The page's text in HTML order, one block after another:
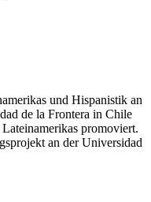
und Hispanistik an
de la Frontera in Chile
promoviert.
an der Universidad